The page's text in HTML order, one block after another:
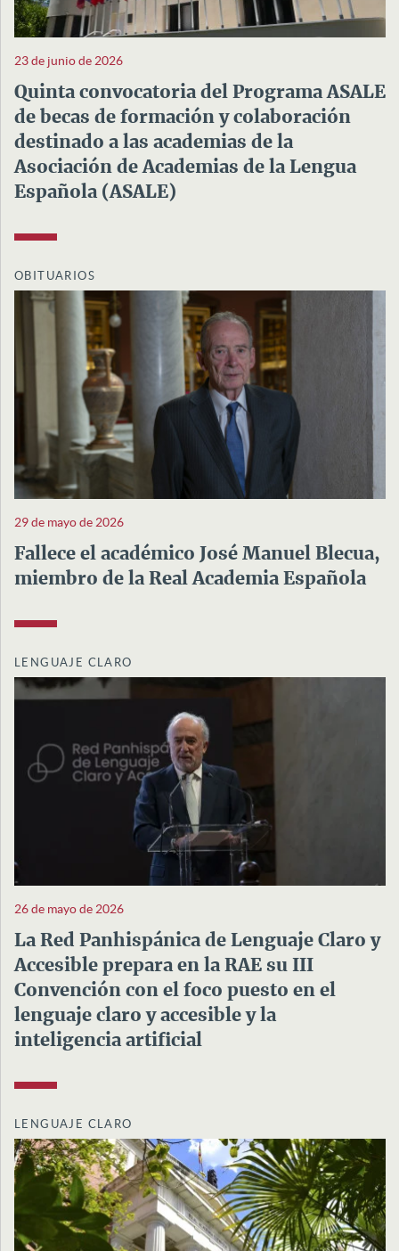
23 de junio de 2026
Quinta convocatoria del Programa ASALE
de becas de formación y colaboración
destinado a las academias de la
Asociación de Academias de la Lengua
Española (ASALE)
OBITUARIOS
29 de mayo de 2026
Fallece el académico José Manuel Blecua,
miembro de la Real Academia Española
LENGUAJE CLARO
26 de mayo de 2026
La Red Panhispánica de Lenguaje Claro y
Accesible prepara en la RAE su III
Convención con el foco puesto en el
lenguaje claro y accesible y la
inteligencia artificial
LENGUAJE CLARO